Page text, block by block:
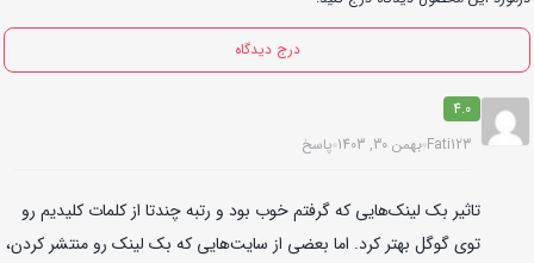
درج دیدگاه
4.0
Fati123 بهمن 30, 1403 پاسخ
تاثیر بک لینک‌هایی که گرفتم خوب بود و رتبه چندتا از کلمات کلیدیم رو
توی گوگل بهتر کرد. اما بعضی از سایت‌هایی که بک لینک رو منتشر کردن،